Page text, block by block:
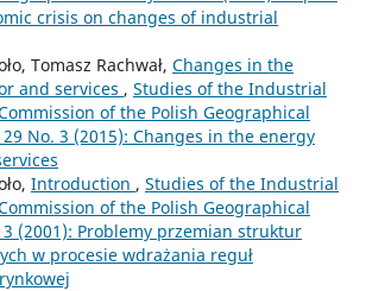
crisis on changes of industrial
Tomasz Rachwał, Changes in the
and services , Studies of the Industrial
of the Polish Geographical
29 No. 3 (2015): Changes in the energy
Introduction , Studies of the Industrial
of the Polish Geographical
3 (2001): Problemy przemian struktur
w procesie wdrażania reguł